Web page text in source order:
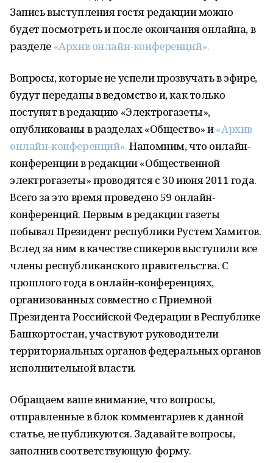
Запись выступления гостя редакции можно
будет посмотреть и после окончания онлайна, в
разделе «Архив онлайн-конференций».
Вопросы, которые не успели прозвучать в эфире,
будут переданы в ведомство и, как только
поступят в редакцию «Электрогазеты»,
опубликованы в разделах «Общество» и«Архив
онлайн-конференций».Напомним, что онлайн-
конференции в редакции «Общественной
электрогазеты» проводятся с 30 июня 2011 года.
Всего за это время проведено 59 онлайн-
конференций. Первым в редакции газеты
побывал Президент республики Рустем Хамитов.
Вслед за ним в качестве спикеров выступили все
члены республиканского правительства. С
прошлого года в онлайн-конференциях,
организованных совместно с Приемной
Президента Российской Федерации в Республике
Башкортостан, участвуют руководители
территориальных органов федеральных органов
исполнительной власти.
Обращаем ваше внимание, что вопросы,
отправленные в блок комментариев к данной
статье, не публикуются. Задавайте вопросы,
заполнив соответствующую форму.